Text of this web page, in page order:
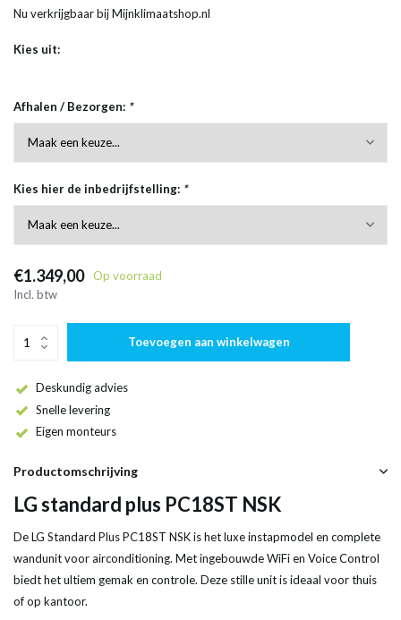
Nu verkrijgbaar bij Mijnklimaatshop.nl
Kies uit:
Afhalen / Bezorgen: *
Kies hier de inbedrijfstelling: *
€1.349,00
Op voorraad
Incl. btw
Toevoegen aan winkelwagen
Deskundig advies
Snelle levering
Eigen monteurs
Productomschrijving
LG standard plus PC18ST NSK
De LG Standard Plus PC18ST NSK is het luxe instapmodel en complete
wandunit voor airconditioning. Met ingebouwde WiFi en Voice Control
biedt het ultiem gemak en controle. Deze stille unit is ideaal voor thuis
of op kantoor.